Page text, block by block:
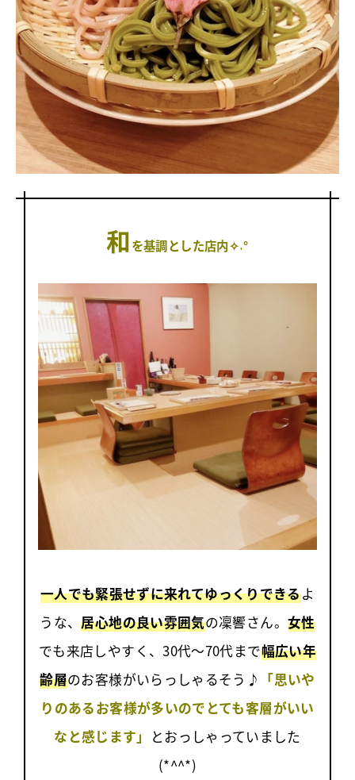
和を基調とした店内✧˖°
一人でも緊張せずに来れてゆっくりできるよ
うな、居心地の良い雰囲気の凜響さん。 女性
でも来店しやすく、30代～70代まで幅広い年
齢層のお客様がいらっしゃるそう♪ 「思いや
りのあるお客様が多いのでとても客層がいい
なと感じます」
とおっしゃっていました
(*^^*)